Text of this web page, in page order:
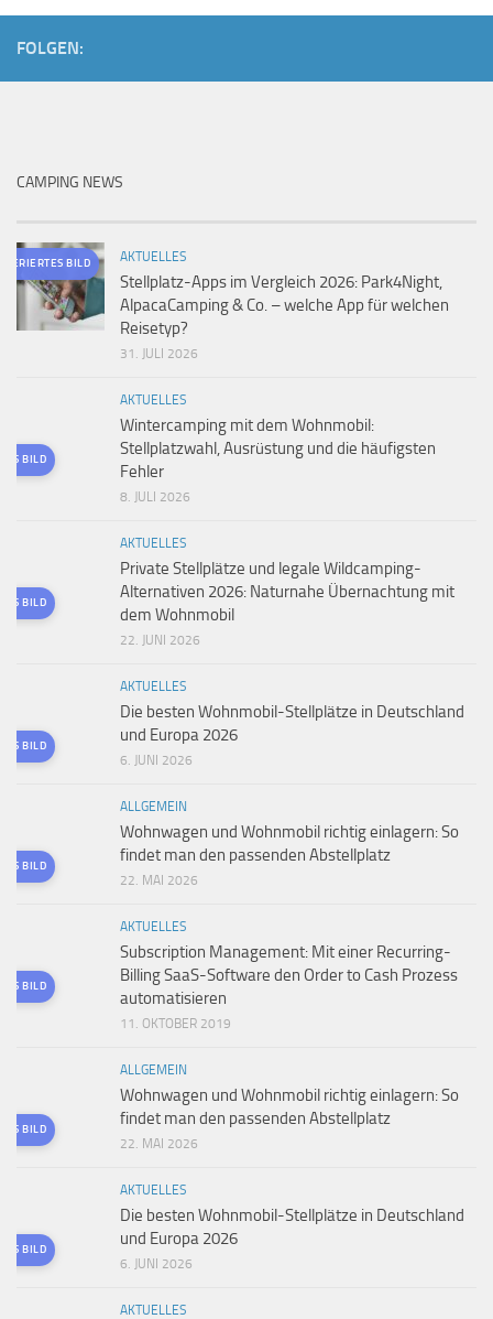
FOLGEN:
CAMPING NEWS
BILD AKTUELLES
Stellplatz-Apps im Vergleich 2026: Park4Night,
AlpacaCamping & Co. – welche App für welchen
Reisetyp?
31. JULI 2026
BILD
AKTUELLES
Wintercamping mit dem Wohnmobil:
Stellplatzwahl, Ausrüstung und die häufigsten
Fehler
8. JULI 2026
BILD
AKTUELLES
Private Stellplätze und legale Wildcamping-
Alternativen 2026: Naturnahe Übernachtung mit
dem Wohnmobil
22. JUNI 2026
BILD
AKTUELLES
Die besten Wohnmobil-Stellplätze in Deutschland
und Europa 2026
6. JUNI 2026
BILD
ALLGEMEIN
Wohnwagen und Wohnmobil richtig einlagern: So
findet man den passenden Abstellplatz
22. MAI 2026
BILD
AKTUELLES
Subscription Management: Mit einer Recurring-
Billing SaaS-Software den Order to Cash Prozess
automatisieren
11. OKTOBER 2019
BILD
ALLGEMEIN
Wohnwagen und Wohnmobil richtig einlagern: So
findet man den passenden Abstellplatz
22. MAI 2026
BILD
AKTUELLES
Die besten Wohnmobil-Stellplätze in Deutschland
und Europa 2026
6. JUNI 2026
AKTUELLES